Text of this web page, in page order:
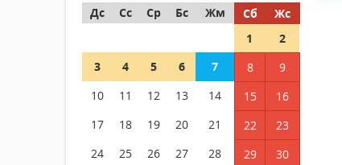
Дс
Сс Ср Бс Жм Сб
Жс
1
2
3
4 5 6 7 8
9
10
11 12 13 14 15
16
17
18 19 20 21 22
23
24
25 26 27 28 29 30